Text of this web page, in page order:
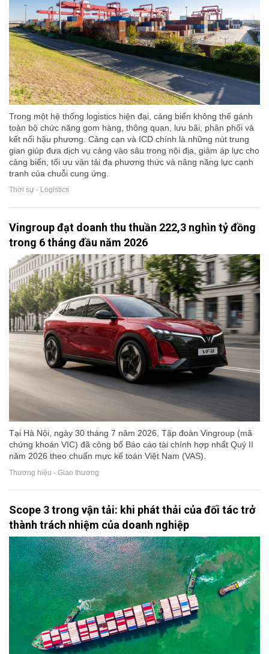
Trong một hệ thống logistics hiện đại, cảng biển không thể gánh
toàn bộ chức năng gom hàng, thông quan, lưu bãi, phân phối và
kết nối hậu phương. Cảng cạn và ICD chính là những nút trung
gian giúp đưa dịch vụ cảng vào sâu trong nội địa, giảm áp lực cho
cảng biển, tối ưu vận tải đa phương thức và nâng năng lực cạnh
tranh của chuỗi cung ứng.
Thời sự - Logistics
Vingroup đạt doanh thu thuần 222,3 nghìn tỷ đồng
trong 6 tháng đầu năm 2026
Tại Hà Nội, ngày 30 tháng 7 năm 2026, Tập đoàn Vingroup (mã
chứng khoán VIC) đã công bố Báo cáo tài chính hợp nhất Quý II
năm 2026 theo chuẩn mực kế toán Việt Nam (VAS).
Thương hiệu - Giao thương
Scope 3 trong vận tải: khi phát thải của đối tác trở
thành trách nhiệm của doanh nghiệp